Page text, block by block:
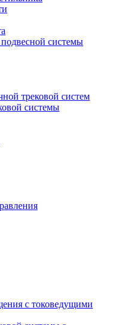
системы
трековой систем
системы
с токоведущими